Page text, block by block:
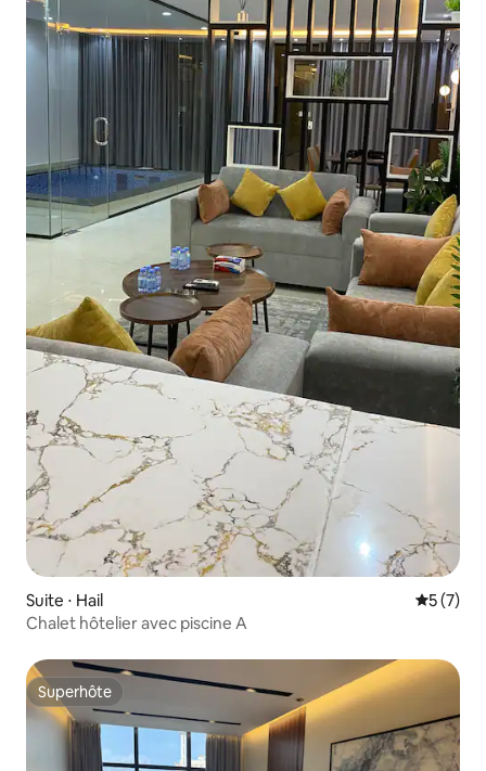
Suite ⋅ Hail
5 (7)
Chalet hôtelier avec piscine A
Superhôte
Superhôte